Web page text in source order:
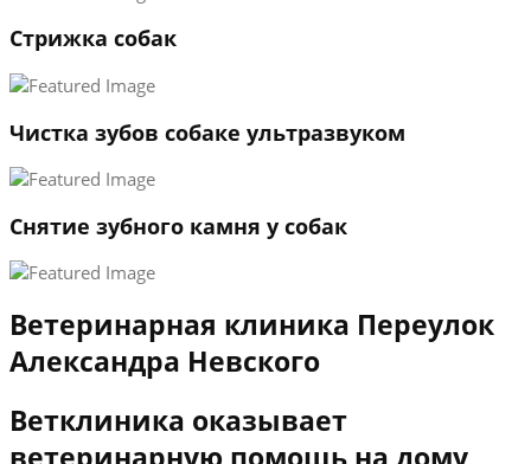
→
Стрижка собак
Чистка зубов собаке ультразвуком
Снятие зубного камня у собак
Ветеринарная клиника Переулок
Александра Невского
Ветклиника оказывает